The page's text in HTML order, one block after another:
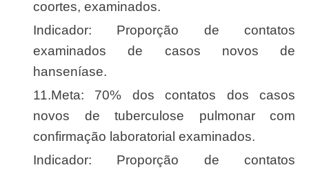
coortes, examinados.
Indicador: Proporção de contatos
examinados de casos novos de
hanseníase.
11.Meta: 70% dos contatos dos casos
novos de tuberculose pulmonar com
confirmação laboratorial examinados.
Indicador: Proporção de contatos